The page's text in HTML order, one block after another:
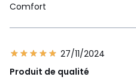
Comfort
27/11/2024
Produit de qualité